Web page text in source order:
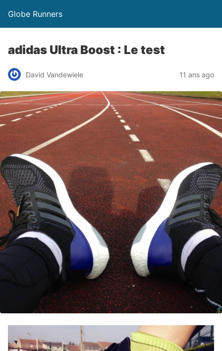
Globe Runners
adidas Ultra Boost : Le test
David Vandewiele 11 ans ago